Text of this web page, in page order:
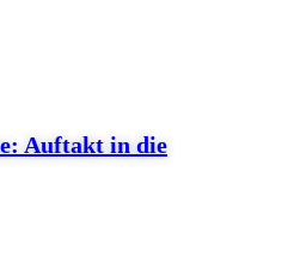
Auftakt in die